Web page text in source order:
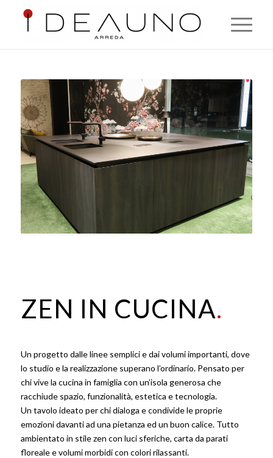
ZEN IN CUCINA.
Un progetto dalle linee semplici e dai volumi importanti, dove
lo studio e la realizzazione superano l’ordinario. Pensato per
chi vive la cucina in famiglia con un’isola generosa che
racchiude spazio, funzionalità, estetica e tecnologia.
Un tavolo ideato per chi dialoga e condivide le proprie
emozioni davanti ad una pietanza ed un buon calice. Tutto
ambientato in stile zen con luci sferiche, carta da parati
floreale e volumi morbidi con colori rilassanti.